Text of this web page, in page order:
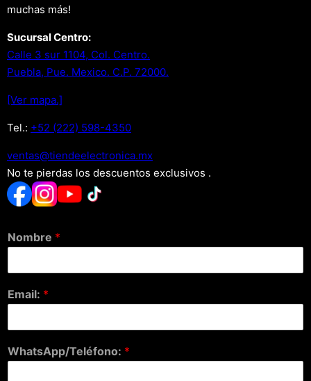
muchas más!
Sucursal Centro:
Calle 3 sur 1104, Col. Centro.
Puebla, Pue. Mexico. C.P. 72000.
[Ver mapa.]
Tel.: +52 (222) 598-4350
xm.acinortceleedneit@satnev
No te pierdas los descuentos exclusivos .
Nombre *
Email: *
WhatsApp/Teléfono: *